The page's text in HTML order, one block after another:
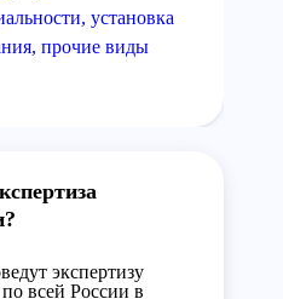
установка
прочие виды
экспертизу
всей России в